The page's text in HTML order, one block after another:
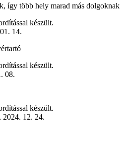
így több hely marad más dolgoknak
készült.
14.
készült.
08.
készült.
, 2024. 12. 24.